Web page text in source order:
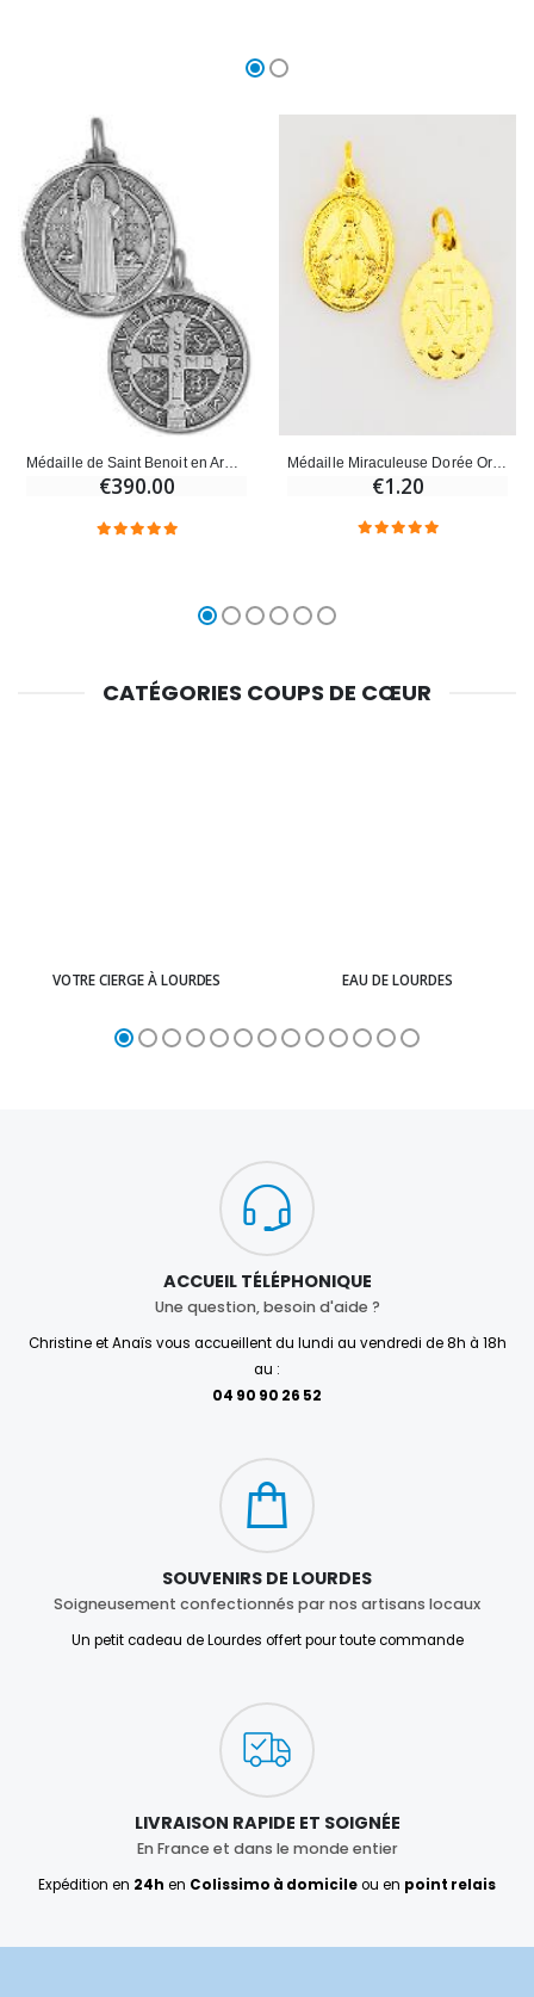
Médaille de Saint Benoit en Argent 925/1000 - 33mm
€390.00
Médaille Miraculeuse Dorée Or - 17 mm
€1.20
CATÉGORIES COUPS DE CŒUR
VOTRE CIERGE À LOURDES EAU DE LOURDES
ACCUEIL TÉLÉPHONIQUE
Une question, besoin d'aide ?
Christine et Anaïs vous accueillent du lundi au vendredi de 8h à 18h
au :
04 90 90 26 52
SOUVENIRS DE LOURDES
Soigneusement confectionnés par nos artisans locaux
Un petit cadeau de Lourdes offert pour toute commande
LIVRAISON RAPIDE ET SOIGNÉE
En France et dans le monde entier
Expédition en 24h en Colissimo à domicileou en point relais